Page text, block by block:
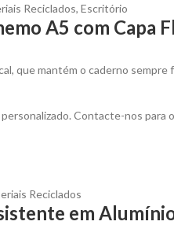
Reciclados, Escritório
A5 com Capa
que mantém o caderno
Contacte-nos
Reciclados
em